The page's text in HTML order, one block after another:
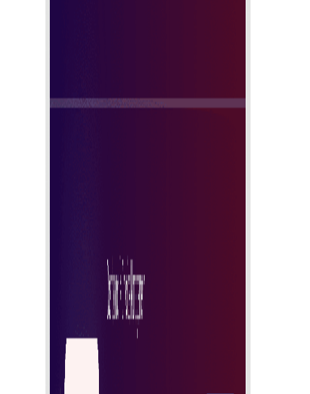
Sustav sprječavanja prijevara
Zaštitite nabavu sigurnim sustavom dizajniranim za
sprječavanje prijevara.